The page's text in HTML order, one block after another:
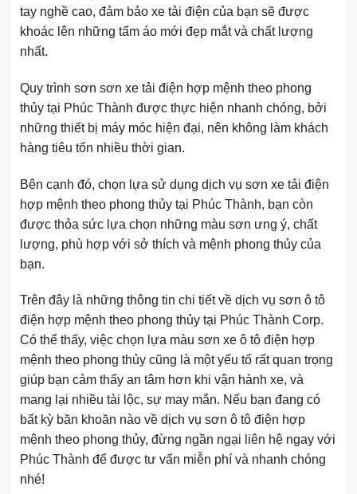
tay nghề cao, đảm bảo xe tải điện của bạn sẽ được
khoác lên những tấm áo mới đẹp mắt và chất lượng
nhất.
Quy trình sơn sơn xe tải điện hợp mệnh theo phong
thủy tại Phúc Thành được thực hiện nhanh chóng, bởi
những thiết bị máy móc hiện đại, nên không làm khách
hàng tiêu tốn nhiều thời gian.
Bên cạnh đó, chọn lựa sử dụng dịch vụ sơn xe tải điện
hợp mệnh theo phong thủy tại Phúc Thành, bạn còn
được thỏa sức lựa chọn những màu sơn ưng ý, chất
lượng, phù hợp với sở thích và mệnh phong thủy của
bạn.
Trên đây là những thông tin chi tiết về dịch vụ sơn ô tô
điện hợp mệnh theo phong thủy tại Phúc Thành Corp.
Có thể thấy, việc chọn lựa màu sơn xe ô tô điện hợp
mệnh theo phong thủy cũng là một yếu tố rất quan trọng
giúp bạn cảm thấy an tâm hơn khi vận hành xe, và
mang lại nhiều tài lộc, sự may mắn. Nếu bạn đang có
bất kỳ băn khoăn nào về dịch vụ sơn ô tô điện hợp
mệnh theo phong thủy, đừng ngần ngại liên hệ ngay với
Phúc Thành để được tư vấn miễn phí và nhanh chóng
nhé!